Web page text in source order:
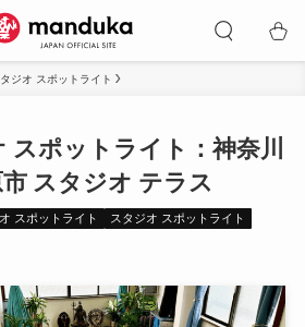
ジオ スポットライト
スポットライト：神奈川
スタジオ テラス
スポットライト スタジオ スポットライト